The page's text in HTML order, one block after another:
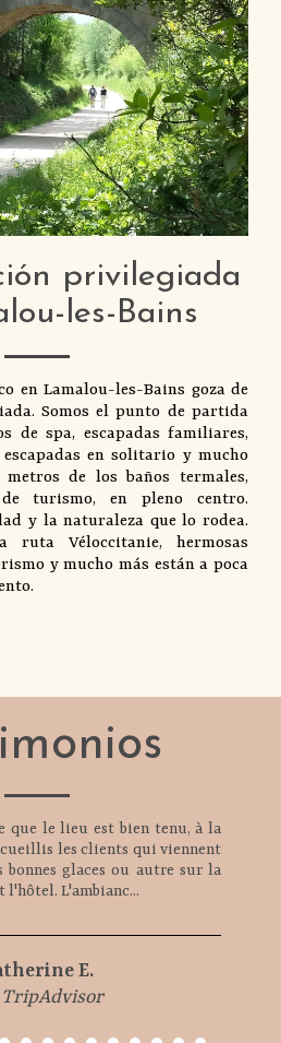
privilegiada
les-Bains
en Lamalou-les-Bains goza de
Somos el punto de partida
de spa, escapadas familiares,
escapadas en solitario y mucho
de los baños termales,
turismo, en pleno centro.
y la naturaleza que lo rodea.
ruta Véloccitanie, hermosas
y mucho más están a poca
que le lieu est bien tenu, à la
les clients qui viennent
bonnes glaces ou autre sur la
l'hôtel. L'ambianc...
E.
TripAdvisor